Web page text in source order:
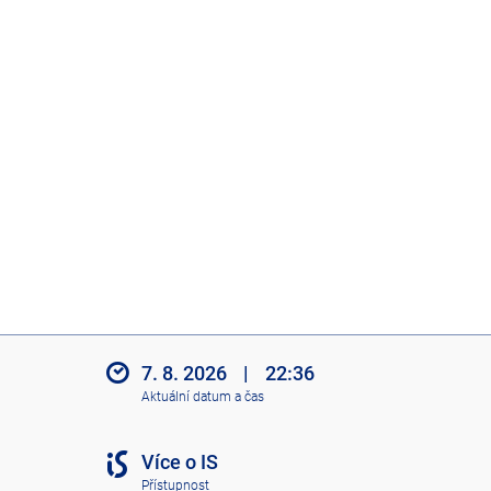
7. 8. 2026 | 22:36
Aktuální datum a čas
Více o IS
Přístupnost